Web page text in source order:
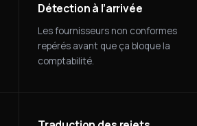
Détection à l’arrivée
Les fournisseurs non conformes
repérés avant que ça bloque la
comptabilité.